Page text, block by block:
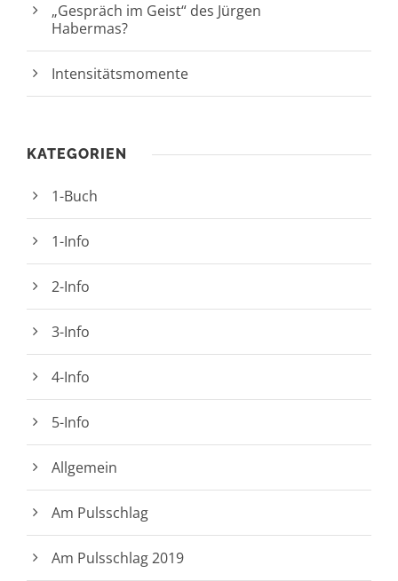
„Gespräch im Geist“ des Jürgen
Habermas?
Intensitätsmomente
KATEGORIEN
1-Buch
1-Info
2-Info
3-Info
4-Info
5-Info
Allgemein
Am Pulsschlag
Am Pulsschlag 2019